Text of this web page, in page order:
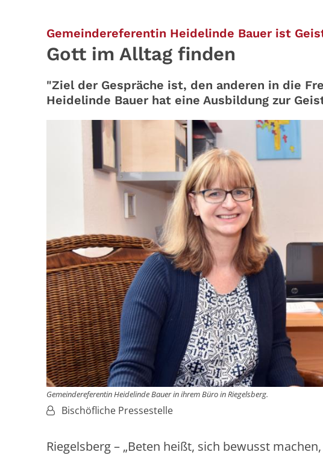
Gemeindereferentin Heidelinde Bauer ist
Gott im Alltag finden
"Ziel der Gespräche ist, den anderen in die
Heidelinde Bauer hat eine Ausbildung zur
Gemeindereferentin Heidelinde Bauer in ihrem Büro in Riegelsberg.
Von:Bischöfliche Pressestelle
Riegelsberg – „Beten heißt, sich bewusst